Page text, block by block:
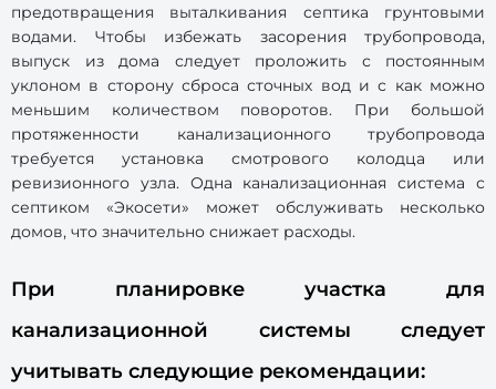
предотвращения выталкивания септика грунтовыми
водами. Чтобы избежать засорения трубопровода,
выпуск из дома следует проложить с постоянным
уклоном в сторону сброса сточных вод и с как можно
меньшим количеством поворотов. При большой
протяженности канализационного трубопровода
требуется установка смотрового колодца или
ревизионного узла. Одна канализационная система с
септиком «Экосети» может обслуживать несколько
домов, что значительно снижает расходы.
При планировке участка для
канализационной системы следует
учитывать следующие рекомендации: